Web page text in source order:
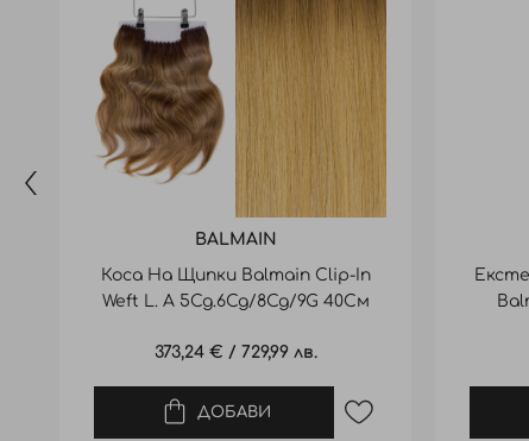
BALMAIN
Коса На Щипки Balmain Clip-In
Weft L. A 5Cg.6Cg/8Cg/9G 40См
373,24 € / 729,99 лв.
ДОБАВИ